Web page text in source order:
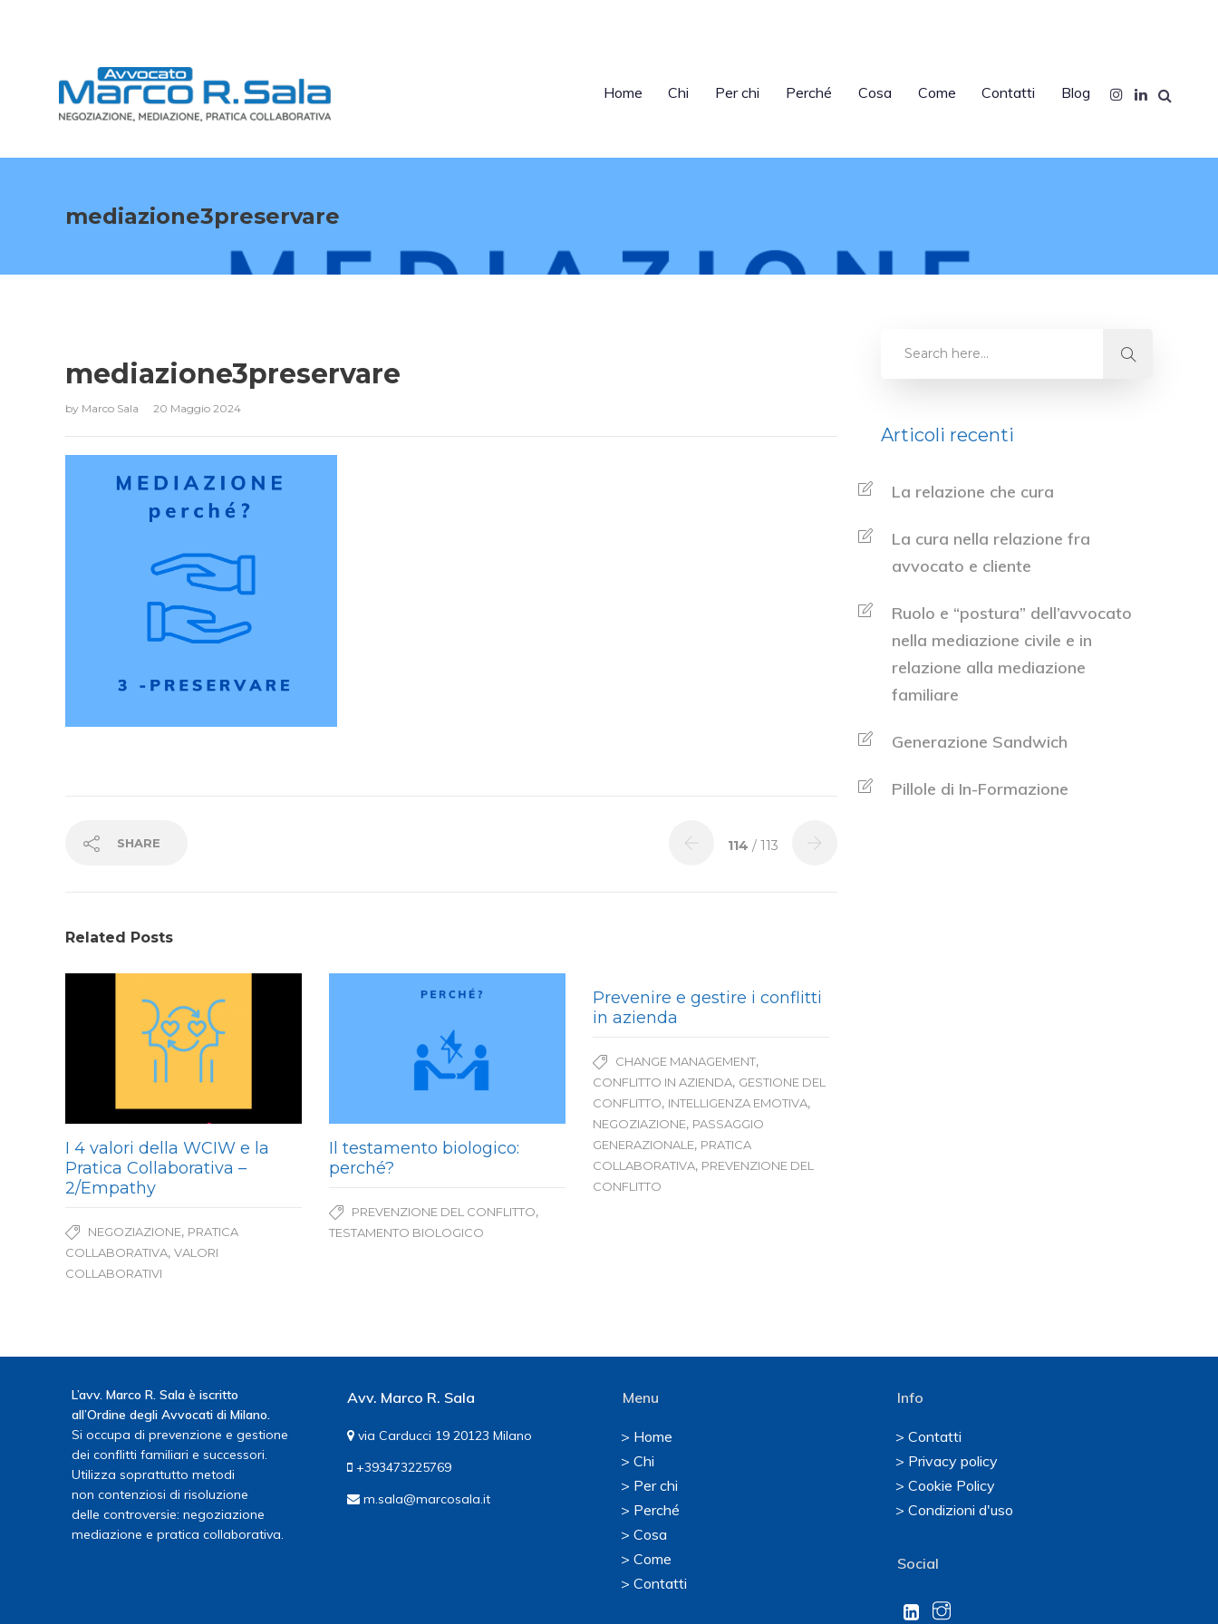
Home Chi Per chi Perché Cosa Come Contatti Blog
mediazione3preservare
mediazione3preservare
by Marco Sala 20 Maggio 2024
SHARE 114 / 113
Related Posts
I 4 valori della WCIW e la
Pratica Collaborativa –
2/Empathy
NEGOZIAZIONE, PRATICA
COLLABORATIVA, VALORI
COLLABORATIVI
Il testamento biologico:
perché?
PREVENZIONE DEL CONFLITTO,
TESTAMENTO BIOLOGICO
Prevenire e gestire i conflitti
in azienda
CHANGE MANAGEMENT,
CONFLITTO IN AZIENDA, GESTIONE DEL
CONFLITTO, INTELLIGENZA EMOTIVA,
NEGOZIAZIONE, PASSAGGIO
GENERAZIONALE, PRATICA
COLLABORATIVA, PREVENZIONE DEL
CONFLITTO
Articoli recenti
La relazione che cura
La cura nella relazione fra
avvocato e cliente
Ruolo e “postura” dell’avvocato
nella mediazione civile e in
relazione alla mediazione
familiare
Generazione Sandwich
Pillole di In-Formazione
L’avv. Marco R. Sala è iscritto
all’Ordine degli Avvocati di Milano.
Si occupa di prevenzione e gestione
dei conflitti familiari e successori.
Utilizza soprattutto metodi
non contenziosi di risoluzione
delle controversie: negoziazione
mediazione e pratica collaborativa.
Avv. Marco R. Sala
via Carducci 19 20123 Milano
+393473225769
m.sala@marcosala.it
Menu
> Home
> Chi
> Per chi
> Perché
> Cosa
> Come
> Contatti
Info
> Contatti
> Privacy policy
> Cookie Policy
> Condizioni d'uso
Social